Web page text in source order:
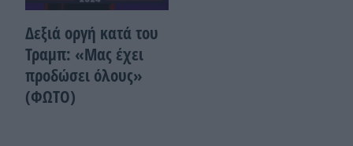
Δεξιά οργή κατά του
Τραμπ: «Μας έχει
προδώσει όλους»
(ΦΩΤΟ)